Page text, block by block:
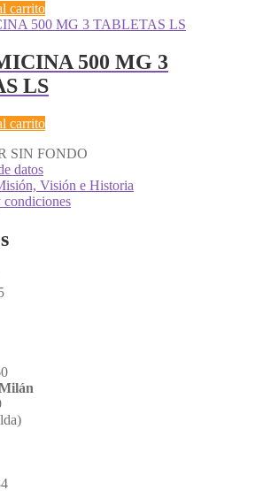
carrito
500 MG 3
LS
carrito
datos
Visión e Historia
condiciones